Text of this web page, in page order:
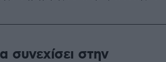
συνεχίσει στην